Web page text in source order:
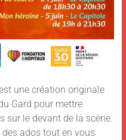
une création originale
Gard pour mettre
sur le devant de la scène.
ados tout en vous